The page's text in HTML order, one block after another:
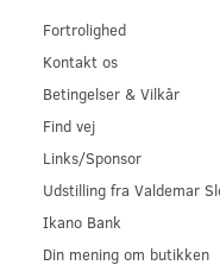
Fortrolighed
Kontakt os
Betingelser & Vilkår
Find vej
Links/Sponsor
Udstilling fra Valdemar
Ikano Bank
Din mening om butikken